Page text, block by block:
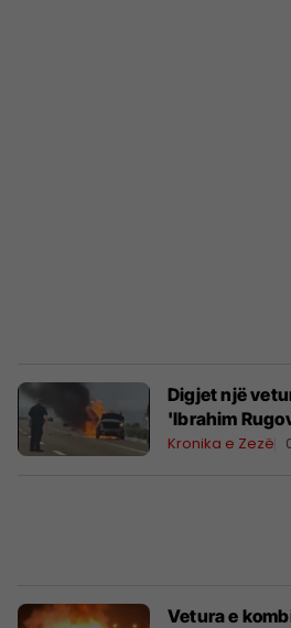
Digjet një
'Ibrahim
Kronika e Zezë
Vetura e